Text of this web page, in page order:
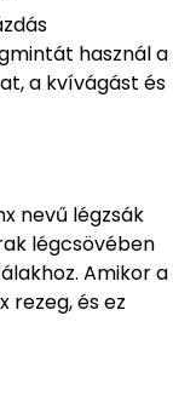
használ a
a kvívágást és
nevű légzsák
légcsövében
Amikor a
rezeg, és ez